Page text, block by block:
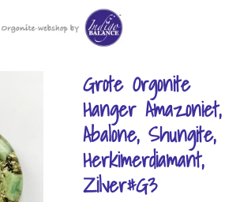
Grote Orgonite
Hanger Amazoniet,
Abalone, Shungite,
Herkimerdiamant,
Zilver#G3